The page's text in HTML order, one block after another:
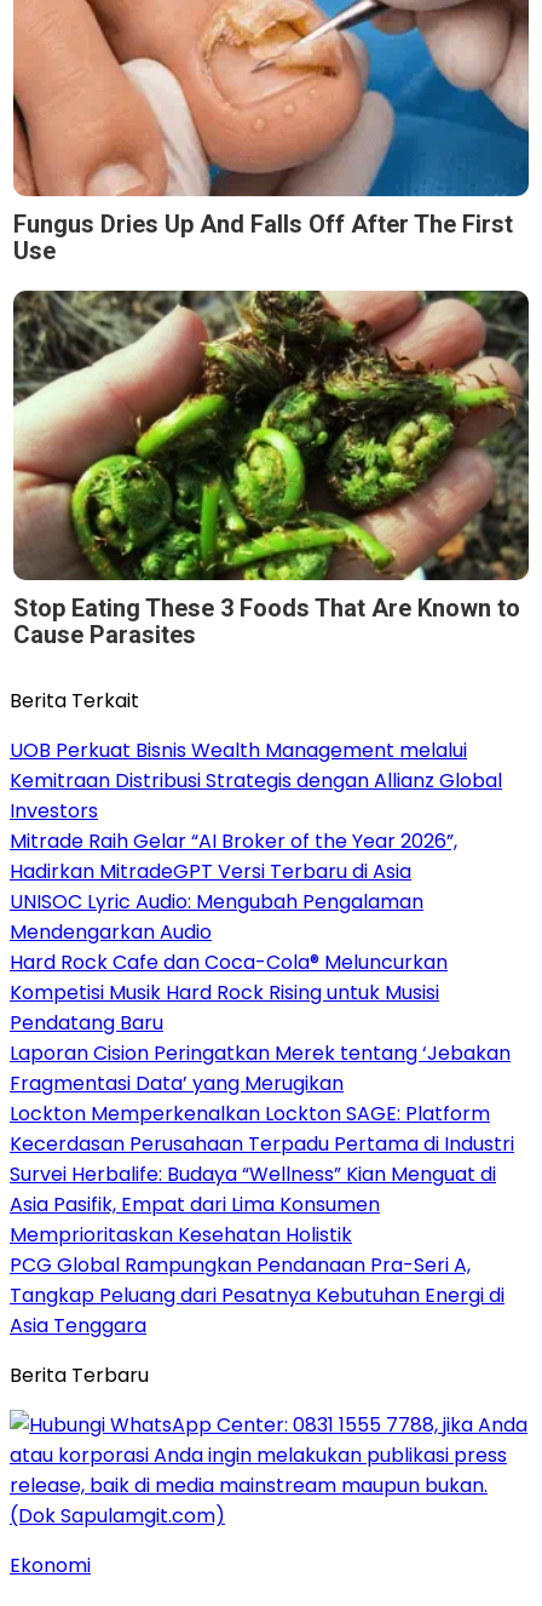
Fungus Dries Up And Falls Off After The First
Use
Stop Eating These 3 Foods That Are Known to
Cause Parasites
Berita Terkait
UOB Perkuat Bisnis Wealth Management melalui
Kemitraan Distribusi Strategis dengan Allianz Global
Investors
Mitrade Raih Gelar “AI Broker of the Year 2026”,
Hadirkan MitradeGPT Versi Terbaru di Asia
UNISOC Lyric Audio: Mengubah Pengalaman
Mendengarkan Audio
Hard Rock Cafe dan Coca-Cola® Meluncurkan
Kompetisi Musik Hard Rock Rising untuk Musisi
Pendatang Baru
Laporan Cision Peringatkan Merek tentang ‘Jebakan
Fragmentasi Data’ yang Merugikan
Lockton Memperkenalkan Lockton SAGE: Platform
Kecerdasan Perusahaan Terpadu Pertama di Industri
Survei Herbalife: Budaya “Wellness” Kian Menguat di
Asia Pasifik, Empat dari Lima Konsumen
Memprioritaskan Kesehatan Holistik
PCG Global Rampungkan Pendanaan Pra-Seri A,
Tangkap Peluang dari Pesatnya Kebutuhan Energi di
Asia Tenggara
Berita Terbaru
Ekonomi